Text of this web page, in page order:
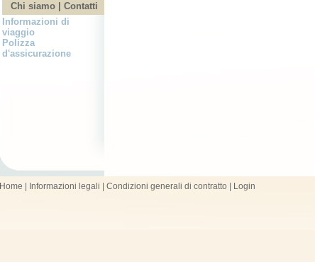
Chi siamo | Contatti
Informazioni di
viaggio
Polizza
d'assicurazione
Home Informazioni legali Condizioni generali di contratto Login